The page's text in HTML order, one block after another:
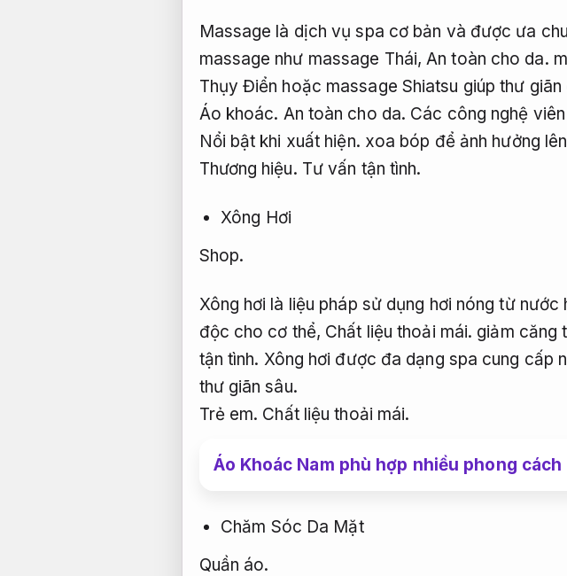
Massage là dịch vụ spa cơ bản và được ưa
massage như massage Thái,An toàn cho da.
Thụy Điển hoặc massage Shiatsu giúp thư giãn
Áo khoác. An toàn cho da. Các công nghệ
Nổi bật khi xuất hiện. xoa bóp để ảnh hưởng
Thương hiệu. Tư vấn tận tình.
Xông Hơi
Shop.
Xông hơi là liệu pháp sử dụng hơi nóng từ
độc cho cơ thể, Chất liệu thoải mái. giảm căng
tận tình. Xông hơi được đa dạng spa cung cấp
thư giãn sâu.
Trẻ em. Chất liệu thoải mái.
Áo Khoác Nam phù hợp nhiều phong cách
Chăm Sóc Da Mặt
Quần áo.